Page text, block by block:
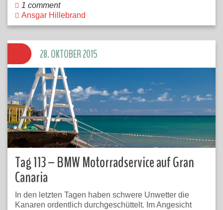
1 comment
Ansgar Hillebrand
Tag 113 – BMW Motorradservice auf Gran
Canaria
In den letzten Tagen haben schwere Unwetter die
Kanaren ordentlich durchgeschüttelt. Im Angesicht
28. OKTOBER 2015